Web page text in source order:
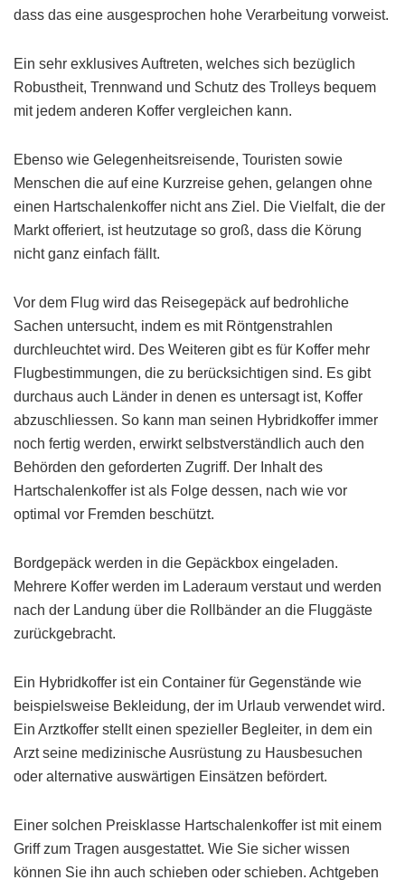
dass das eine ausgesprochen hohe Verarbeitung vorweist.
Ein sehr exklusives Auftreten, welches sich bezüglich
Robustheit, Trennwand und Schutz des Trolleys bequem
mit jedem anderen Koffer vergleichen kann.
Ebenso wie Gelegenheitsreisende, Touristen sowie
Menschen die auf eine Kurzreise gehen, gelangen ohne
einen Hartschalenkoffer nicht ans Ziel. Die Vielfalt, die der
Markt offeriert, ist heutzutage so groß, dass die Körung
nicht ganz einfach fällt.
Vor dem Flug wird das Reisegepäck auf bedrohliche
Sachen untersucht, indem es mit Röntgenstrahlen
durchleuchtet wird. Des Weiteren gibt es für Koffer mehr
Flugbestimmungen, die zu berücksichtigen sind. Es gibt
durchaus auch Länder in denen es untersagt ist, Koffer
abzuschliessen. So kann man seinen Hybridkoffer immer
noch fertig werden, erwirkt selbstverständlich auch den
Behörden den geforderten Zugriff. Der Inhalt des
Hartschalenkoffer ist als Folge dessen, nach wie vor
optimal vor Fremden beschützt.
Bordgepäck werden in die Gepäckbox eingeladen.
Mehrere Koffer werden im Laderaum verstaut und werden
nach der Landung über die Rollbänder an die Fluggäste
zurückgebracht.
Ein Hybridkoffer ist ein Container für Gegenstände wie
beispielsweise Bekleidung, der im Urlaub verwendet wird.
Ein Arztkoffer stellt einen spezieller Begleiter, in dem ein
Arzt seine medizinische Ausrüstung zu Hausbesuchen
oder alternative auswärtigen Einsätzen befördert.
Einer solchen Preisklasse Hartschalenkoffer ist mit einem
Griff zum Tragen ausgestattet. Wie Sie sicher wissen
können Sie ihn auch schieben oder schieben. Achtgeben